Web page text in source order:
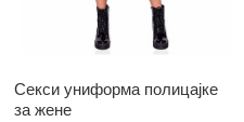
Секси униформа полицајке
за жене